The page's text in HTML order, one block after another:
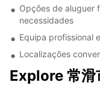
Opções de aluguer
necessidades
Equipa profissional
Localizações
Explore 常滑